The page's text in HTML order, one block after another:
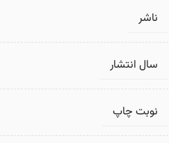
ناشر
سال انتشار
نوبت چاپ